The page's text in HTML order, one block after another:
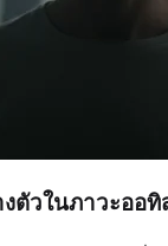
ตัวในภาวะออทิ